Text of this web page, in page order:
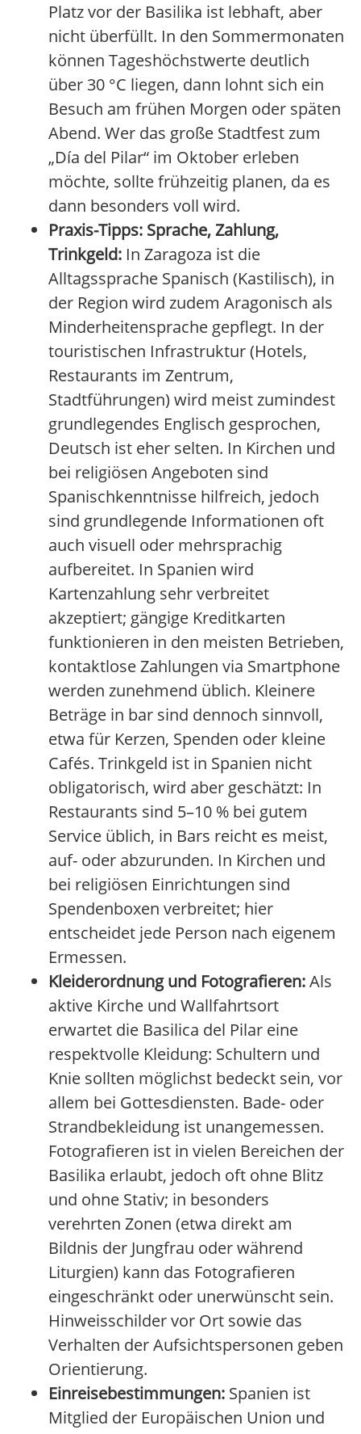
Platz vor der Basilika ist lebhaft, aber
nicht überfüllt. In den Sommermonaten
können Tageshöchstwerte deutlich
über 30 °C liegen, dann lohnt sich ein
Besuch am frühen Morgen oder späten
Abend. Wer das große Stadtfest zum
„Día del Pilar“ im Oktober erleben
möchte, sollte frühzeitig planen, da es
dann besonders voll wird.
Praxis-Tipps: Sprache, Zahlung,
Trinkgeld: In Zaragoza ist die
Alltagssprache Spanisch (Kastilisch), in
der Region wird zudem Aragonisch als
Minderheitensprache gepflegt. In der
touristischen Infrastruktur (Hotels,
Restaurants im Zentrum,
Stadtführungen) wird meist zumindest
grundlegendes Englisch gesprochen,
Deutsch ist eher selten. In Kirchen und
bei religiösen Angeboten sind
Spanischkenntnisse hilfreich, jedoch
sind grundlegende Informationen oft
auch visuell oder mehrsprachig
aufbereitet. In Spanien wird
Kartenzahlung sehr verbreitet
akzeptiert; gängige Kreditkarten
funktionieren in den meisten Betrieben,
kontaktlose Zahlungen via Smartphone
werden zunehmend üblich. Kleinere
Beträge in bar sind dennoch sinnvoll,
etwa für Kerzen, Spenden oder kleine
Cafés. Trinkgeld ist in Spanien nicht
obligatorisch, wird aber geschätzt: In
Restaurants sind 5–10 % bei gutem
Service üblich, in Bars reicht es meist,
auf- oder abzurunden. In Kirchen und
bei religiösen Einrichtungen sind
Spendenboxen verbreitet; hier
entscheidet jede Person nach eigenem
Ermessen.
Kleiderordnung und Fotografieren:Als
aktive Kirche und Wallfahrtsort
erwartet die Basilica del Pilar eine
respektvolle Kleidung: Schultern und
Knie sollten möglichst bedeckt sein, vor
allem bei Gottesdiensten. Bade- oder
Strandbekleidung ist unangemessen.
Fotografieren ist in vielen Bereichen der
Basilika erlaubt, jedoch oft ohne Blitz
und ohne Stativ; in besonders
verehrten Zonen (etwa direkt am
Bildnis der Jungfrau oder während
Liturgien) kann das Fotografieren
eingeschränkt oder unerwünscht sein.
Hinweisschilder vor Ort sowie das
Verhalten der Aufsichtspersonen geben
Orientierung.
Einreisebestimmungen: Spanien ist
Mitglied der Europäischen Union und